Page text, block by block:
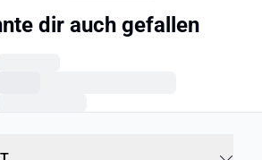
dir auch gefallen